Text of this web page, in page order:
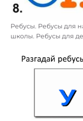
Ребусы. Ребусы для
школы. Ребусы для